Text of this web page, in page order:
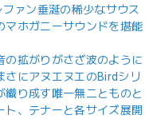
ァン垂涎の稀少なサウス
マホガニーサウンドを堪能
の拡がりがさざ波のように
さにアヌエヌエのBirdシリ
織り成す唯一無二とものと
ト、テナーと各サイズ展開